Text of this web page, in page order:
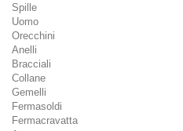
Spille
Uomo
Orecchini
Anelli
Bracciali
Collane
Gemelli
Fermasoldi
Fermacravatta